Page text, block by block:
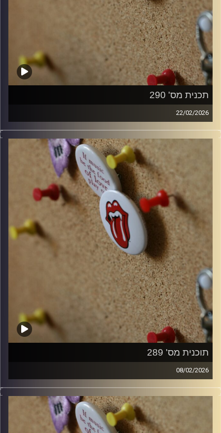
תכנית מס' 290
22/02/2026
קלאסיקות רוק עם אורן הוף.
włodi
תוכנית מס' 289
08/02/2026
קלאסיקות רוק עם אורן הוף.
włodi